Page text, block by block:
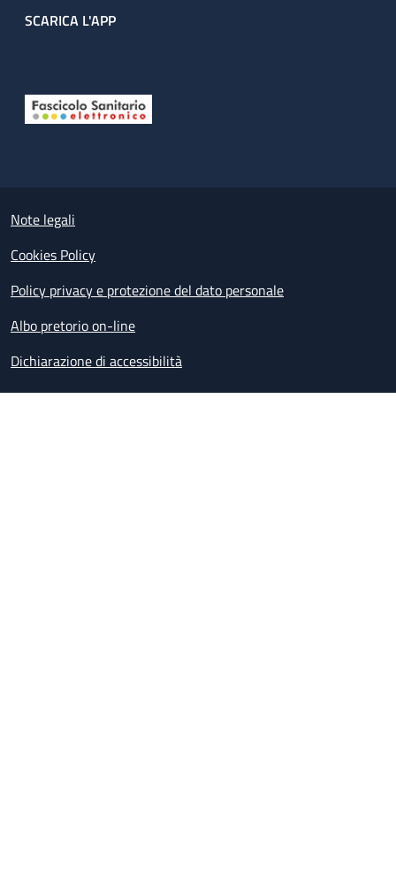
SCARICA L'APP
Small prints
Note legali
Cookies Policy
Policy privacy e protezione del dato personale
Albo pretorio on-line
Dichiarazione di accessibilità